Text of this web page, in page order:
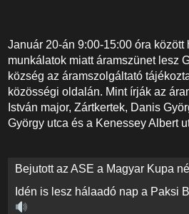
Január 20-án 9:00-15:00 óra között
munkálatok miatt áramszünet lesz
község az áramszolgáltató
közösségi oldalán. Mint írják az
István major, Zártkertek, Danis
György utca és a Kenessey Albert
Bejegyzés
navigáció
Bejutott az ASE a Magyar Kupa
Idén is lesz hálaadó nap a Paksi